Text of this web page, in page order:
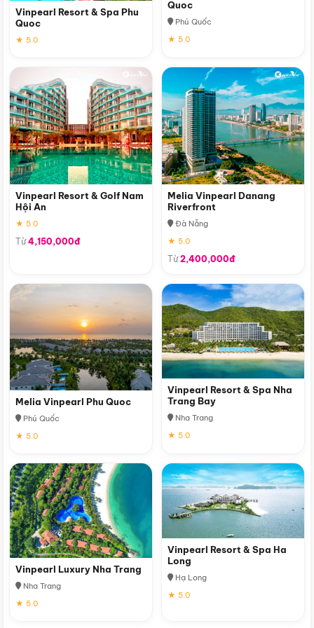
Vinpearl Resort & Spa Phu
Quoc
★ 5.0
Quoc
Phú Quốc
★ 5.0
Vinpearl Resort & Golf Nam
Hội An
★ 5.0
Từ4,150,000đ
Melia Vinpearl Danang
Riverfront
Đà Nẵng
★ 5.0
Từ2,400,000đ
Melia Vinpearl Phu Quoc
Phú Quốc
★ 5.0
Vinpearl Resort & Spa Nha
Trang Bay
Nha Trang
★ 5.0
Vinpearl Luxury Nha Trang
Nha Trang
★ 5.0
Vinpearl Resort & Spa Ha
Long
Hạ Long
★ 5.0